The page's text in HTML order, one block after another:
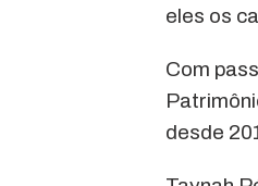
eles os
Com
desde